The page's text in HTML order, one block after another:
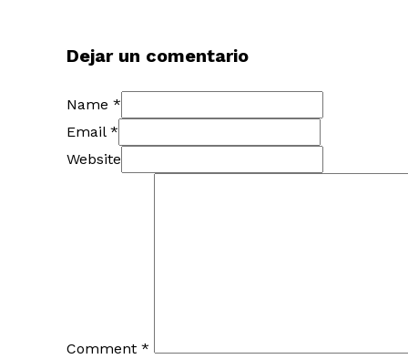
Dejar un comentario
Name *
Email *
Website
Comment *